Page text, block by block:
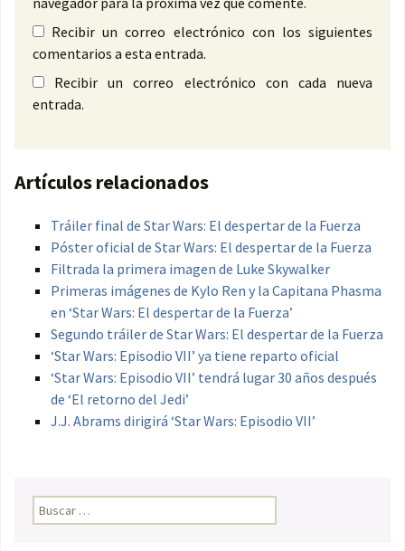
Recibir un correo electrónico con los siguientes
comentarios a esta entrada.
Recibir un correo electrónico con cada nueva
entrada.
Artículos relacionados
Tráiler final de Star Wars: El despertar de la Fuerza
Póster oficial de Star Wars: El despertar de la Fuerza
Filtrada la primera imagen de Luke Skywalker
Primeras imágenes de Kylo Ren y la Capitana Phasma
en ‘Star Wars: El despertar de la Fuerza’
Segundo tráiler de Star Wars: El despertar de la Fuerza
‘Star Wars: Episodio VII’ ya tiene reparto oficial
‘Star Wars: Episodio VII’ tendrá lugar 30 años después
de ‘El retorno del Jedi’
J.J. Abrams dirigirá ‘Star Wars: Episodio VII’
Buscar: